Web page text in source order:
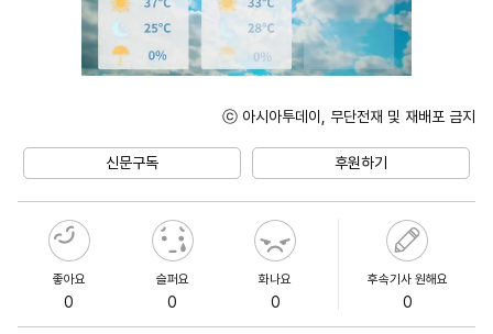
ⓒ 아시아투데이, 무단전재 및 재배포 금지
신문구독 후원하기
좋아요
0
슬퍼요
0
화나요
0
후속기사 원해요
0